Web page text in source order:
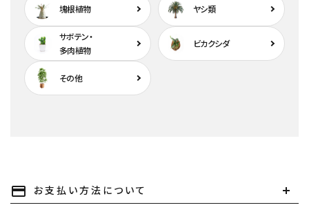
塊根植物 ヤシ類
サボテン・
多肉植物
ビカクシダ
その他
payment お支払い方法について